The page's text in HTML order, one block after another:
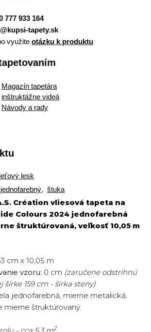
777 933 164
tapety.sk
využite otázku k produktu
Magazín tapetára
inštruktážne videá
Návody a rady
lesk
jednofarebný, štuka
Création vliesová tapeta na
Colours 2024 jednofarebná
štruktúrovaná, veľkosť 10,05 m
cm x 10,05 m
vzoru: 0 cm (zaručene odstrihnú
šírke 159 cm - šírka steny)
jednofarebná, mierne metalická.
mierne štruktúrovaný.
2